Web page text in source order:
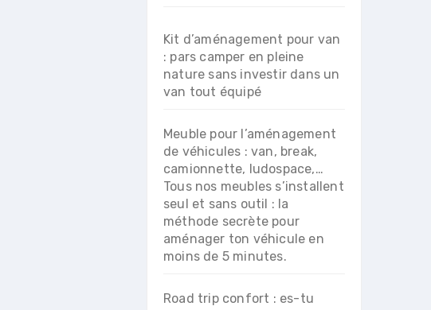
Kit d’aménagement pour van
: pars camper en pleine
nature sans investir dans un
van tout équipé
Meuble pour l’aménagement
de véhicules : van, break,
camionnette, ludospace,…
Tous nos meubles s’installent
seul et sans outil : la
méthode secrète pour
aménager ton véhicule en
moins de 5 minutes.
Road trip confort : es-tu